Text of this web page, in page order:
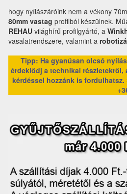
hogy nyílászáróink nem a vékony
80mm vastag profilból készülnek.
REHAUvilághírű profilgyártó, a
vasalatrendszere, valamint a
Tipp: Ha gyanúsan olcsó
érdeklődj a technikai részletekről,
kérdéssel hozzánk is